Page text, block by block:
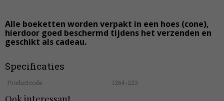
Alle boeketten worden verpakt in een hoes (cone),
hierdoor goed beschermd tijdens het verzenden en
geschikt als cadeau.
Specificaties
Productcode 1264-223